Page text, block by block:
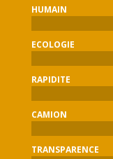
HUMAIN
ECOLOGIE
RAPIDITE
CAMION
TRANSPARENCE